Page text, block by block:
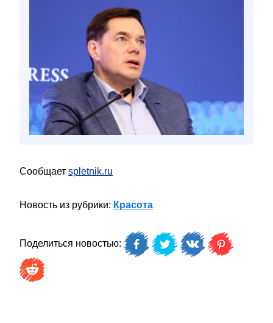
Сообщает spletnik.ru
Новость из рубрики: Красота
Поделиться новостью: